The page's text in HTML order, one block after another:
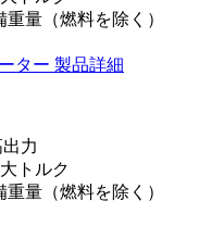
重量（燃料を除く）
ター 製品詳細
力
トルク
重量（燃料を除く）